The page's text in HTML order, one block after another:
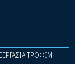
ΤΡΟΦΙΜΩΝ